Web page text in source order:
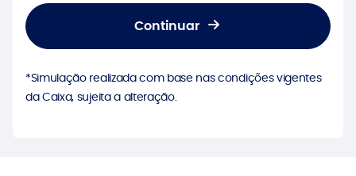
Continuar
*Simulação realizada com base nas condições vigentes
da Caixa, sujeita a alteração.